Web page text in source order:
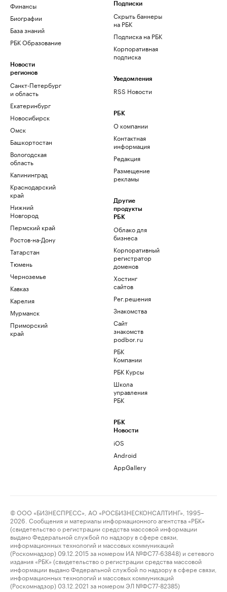
Финансы
Биографии
База знаний
РБК Образование
Новости
регионов
Санкт-Петербург
и область
Екатеринбург
Новосибирск
Омск
Башкортостан
Вологодская
область
Калининград
Краснодарский
край
Нижний
Новгород
Пермский край
Ростов-на-Дону
Татарстан
Тюмень
Черноземье
Кавказ
Карелия
Мурманск
Приморский
край
Подписки
Скрыть баннеры
на РБК
Подписка на РБК
Корпоративная
подписка
Уведомления
RSS Новости
РБК
О компании
Контактная
информация
Редакция
Размещение
рекламы
Другие
продукты
РБК
Облако для
бизнеса
Корпоративный
регистратор
доменов
Хостинг
сайтов
Рег.решения
Знакомства
Сайт
знакомств
podbor.ru
РБК
Компании
РБК Курсы
Школа
управления
РБК
РБК
Новости
iOS
Android
AppGallery
© ООО «БИЗНЕСПРЕСС», АО «РОСБИЗНЕСКОНСАЛТИНГ», 1995–
2026. Сообщения и материалы информационного агентства «РБК»
(свидетельство о регистрации средства массовой информации
выдано Федеральной службой по надзору в сфере связи,
информационных технологий и массовых коммуникаций
(Роскомнадзор) 09.12.2015 за номером ИА №ФС77-63848) и сетевого
издания «РБК» (свидетельство о регистрации средства массовой
информации выдано Федеральной службой по надзору в сфере связи,
информационных технологий и массовых коммуникаций
(Роскомнадзор) 03.12.2021 за номером ЭЛ №ФС77-82385)